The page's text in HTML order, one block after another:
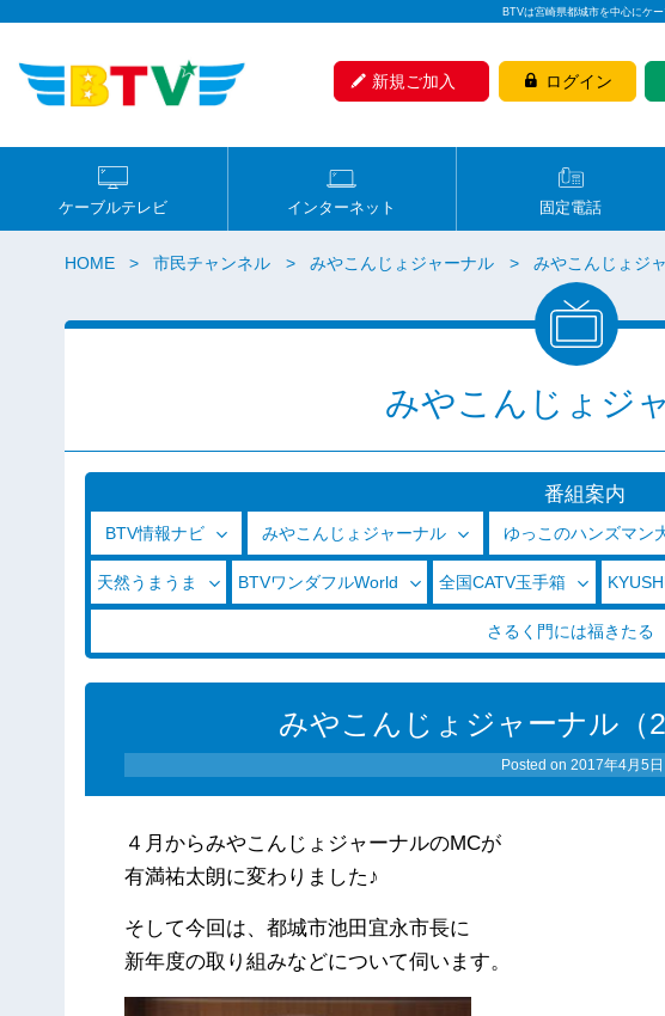
BTVは宮崎県都城市を中心にケ
新規ご加入 ログイン
ケーブルテレビ インターネット 固定電話
HOME 市民チャンネル みやこんじょジャーナル みやこんじょジ
みやこんじょジ
番組案内
BTV情報ナビ みやこんじょジャーナル ゆっこのハンズマン
天然うまうま BTVワンダフルWorld 全国CATV玉手箱
さるく門には福きたる
みやこんじょジャーナル（
Posted on 2017年4月5日
４月からみやこんじょジャーナルのMCが
有満祐太朗に変わりました♪
そして今回は、都城市池田宜永市長に
新年度の取り組みなどについて伺います。